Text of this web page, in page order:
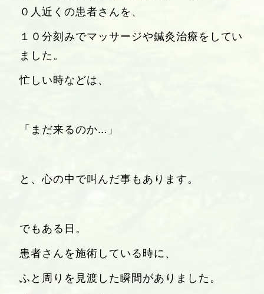
０人近くの患者さんを、
１０分刻みでマッサージや鍼灸治療をしてい
ました。
忙しい時などは、
「まだ来るのか…」
と、心の中で叫んだ事もあります。
でもある日。
患者さんを施術している時に、
ふと周りを見渡した瞬間がありました。